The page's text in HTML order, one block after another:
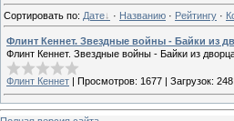
Сортировать по: Дате · Названию · Рейтингу ·
Флинт Кеннет. Звездные войны - Байки из
Флинт Кеннет. Звездные войны - Байки из
Флинт Кеннет | Просмотров: 1677 | Загрузок: 248